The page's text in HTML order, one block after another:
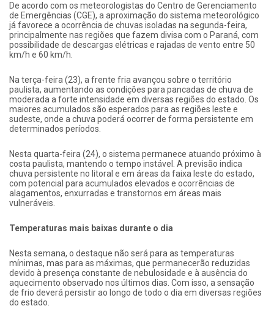
De acordo com os meteorologistas do Centro de Gerenciamento
de Emergências (CGE), a aproximação do sistema meteorológico
já favorece a ocorrência de chuvas isoladas na segunda-feira,
principalmente nas regiões que fazem divisa com o Paraná, com
possibilidade de descargas elétricas e rajadas de vento entre 50
km/h e 60 km/h.
Na terça-feira (23), a frente fria avançou sobre o território
paulista, aumentando as condições para pancadas de chuva de
moderada a forte intensidade em diversas regiões do estado. Os
maiores acumulados são esperados para as regiões leste e
sudeste, onde a chuva poderá ocorrer de forma persistente em
determinados períodos.
Nesta quarta-feira (24), o sistema permanece atuando próximo à
costa paulista, mantendo o tempo instável. A previsão indica
chuva persistente no litoral e em áreas da faixa leste do estado,
com potencial para acumulados elevados e ocorrências de
alagamentos, enxurradas e transtornos em áreas mais
vulneráveis.
Temperaturas mais baixas durante o dia
Nesta semana, o destaque não será para as temperaturas
mínimas, mas para as máximas, que permanecerão reduzidas
devido à presença constante de nebulosidade e à ausência do
aquecimento observado nos últimos dias. Com isso, a sensação
de frio deverá persistir ao longo de todo o dia em diversas regiões
do estado.